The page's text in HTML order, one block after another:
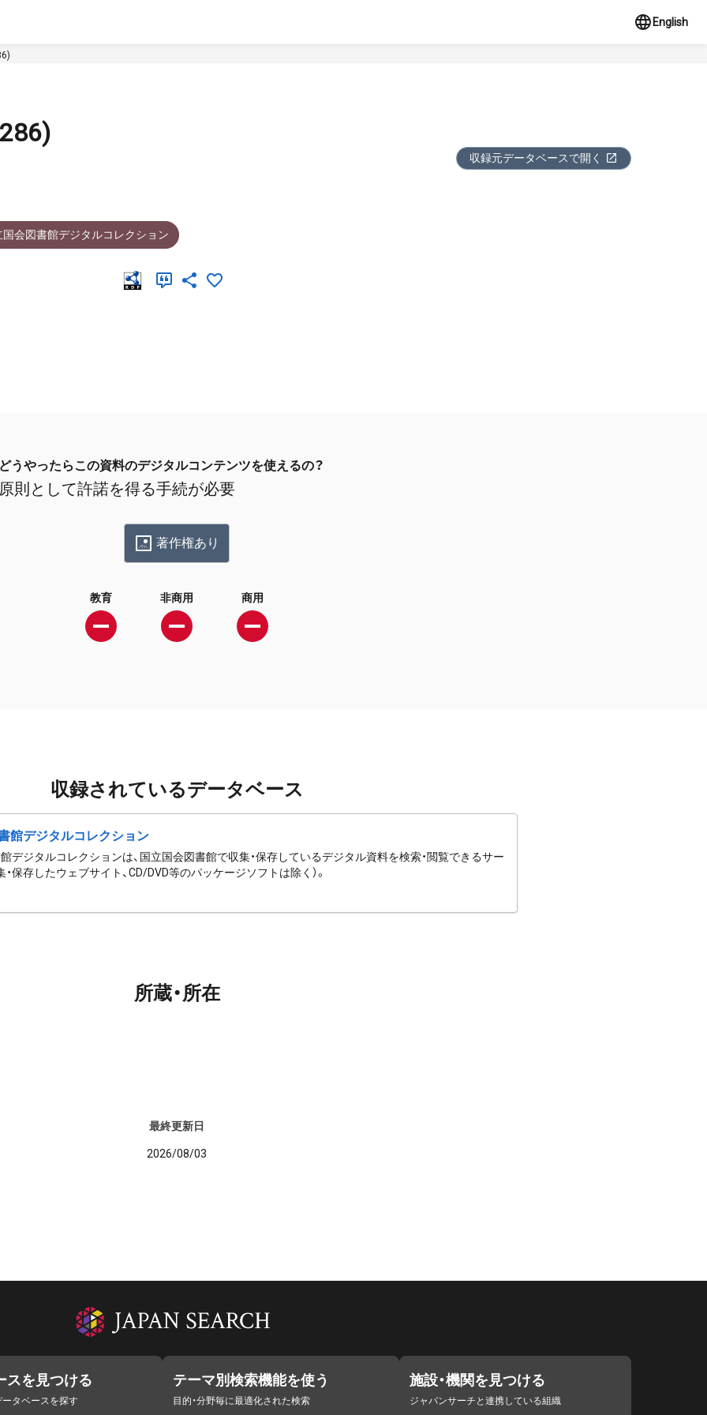
English
収録元データベースで開く
国会図書館デジタルコレクション
どうやったらこの資料のデジタルコンテンツを使えるの？
原則として許諾を得る手続が必要
著作権あり
教育 非商用 商用
収録されているデータベース
館デジタルコレクション
デジタルコレクションは、国立国会図書館で収集・保存しているデジタル資料を検索・閲覧できるサー
・保存したウェブサイト、CD/DVD等のパッケージソフトは除く）。
所蔵・所在
最終更新日
2026/08/03
スを見つける
タベースを探す
テーマ別検索機能を使う
目的・分野毎に最適化された検索
施設・機関を見つける
ジャパンサーチと連携している組織